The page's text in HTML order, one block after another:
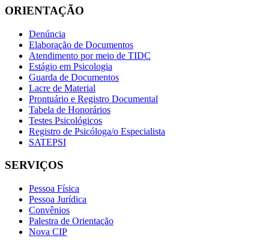
ORIENTAÇÃO
Denúncia
Elaboração de Documentos
Atendimento por meio de TIDC
Estágio em Psicologia
Guarda de Documentos
Lacre de Material
Prontuário e Registro Documental
Tabela de Honorários
Testes Psicológicos
Registro de Psicóloga/o Especialista
SATEPSI
SERVIÇOS
Pessoa Física
Pessoa Jurídica
Convênios
Palestra de Orientação
Nova CIP